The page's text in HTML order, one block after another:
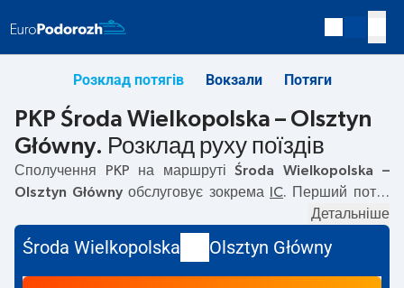
Розклад потягів Вокзали Потяги
PKP Środa Wielkopolska – Olsztyn
Główny. Розклад руху поїздів
Сполучення PKP на маршруті Środa Wielkopolska –
Olsztyn Główny обслуговує зокрема IC. Перший потяг
з вокзалу PKP Środa Wielkopolska.
Останній потяг до Olsztyn Główny вирушає о 16:00. На
маршруті Środa Wielkopolska – Olsztyn Głównyкурсують
також інші потяги:TLK— пропонують нижчу ціну квитка і
Детальніше
Środa Wielkopolska Olsztyn Główny